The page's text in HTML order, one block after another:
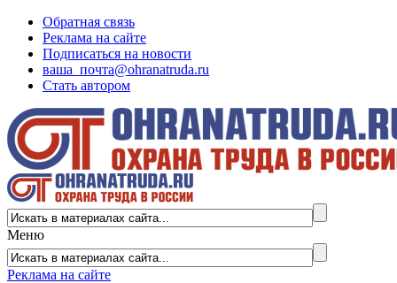
Обратная связь
Реклама на сайте
Подписаться на новости
ваша_почта@ohranatruda.ru
Стать автором
Меню
Реклама на сайте